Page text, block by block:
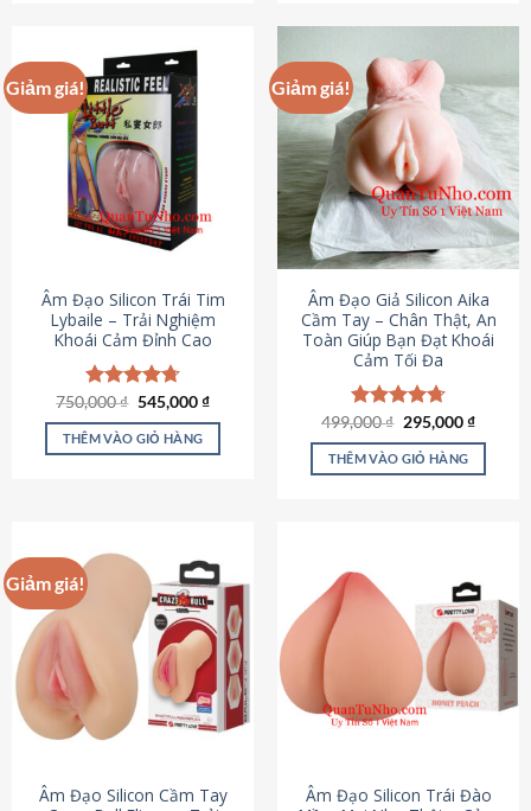
Giảm giá!
Âm Đạo Silicon Trái Tim
Lybaile – Trải Nghiệm
Khoái Cảm Đỉnh Cao
Được xếp
hạng4.70
5 sao
750,000₫ Giá
là:
750,000 ₫.
545,000₫Giá
tại
545,000 ₫.
THÊM VÀO GIỎ HÀNG
Giảm giá!
Âm Đạo Giả Silicon Aika
Cầm Tay – Chân Thật, An
Toàn Giúp Bạn Đạt Khoái
Cảm Tối Đa
Được xếp
hạng4.75
5 sao
499,000₫ Giá
là:
499,000 ₫.
295,000₫Giá
tại
THÊM VÀO GIỎ HÀNG
Giảm giá!
Âm Đạo Silicon Cầm Tay
Âm Đạo Silicon Trái Đào